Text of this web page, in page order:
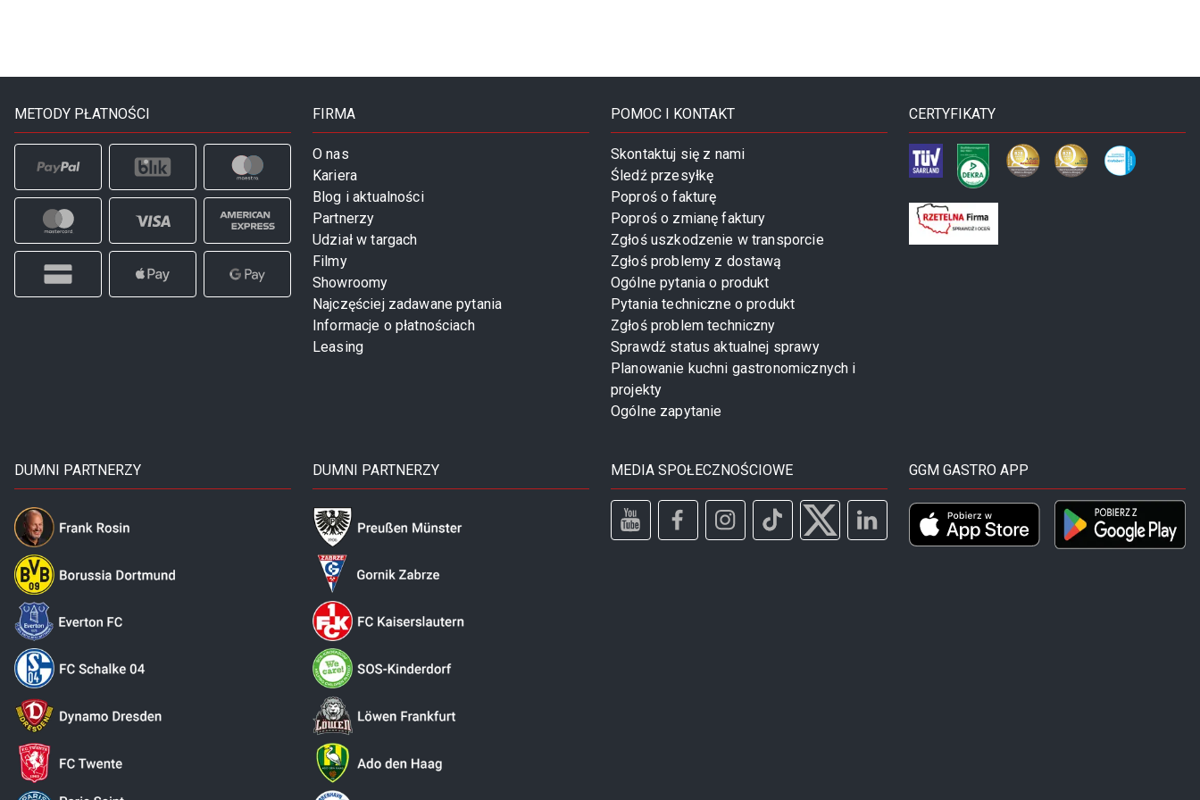
METODY PŁATNOŚCI FIRMA
O nas
Kariera
Blog i aktualności
Partnerzy
Udział w targach
Filmy
Showroomy
Najczęściej zadawane pytania
Informacje o płatnościach
Leasing
POMOC I KONTAKT
Skontaktuj się z nami
Śledź przesyłkę
Poproś o fakturę
Poproś o zmianę faktury
Zgłoś uszkodzenie w transporcie
Zgłoś problemy z dostawą
Ogólne pytania o produkt
Pytania techniczne o produkt
Zgłoś problem techniczny
Sprawdź status aktualnej sprawy
Planowanie kuchni gastronomicznych i
projekty
Ogólne zapytanie
CERTYFIKATY
DUMNI PARTNERZY DUMNI PARTNERZY MEDIA SPOŁECZNOŚCIOWE GGM GASTRO APP